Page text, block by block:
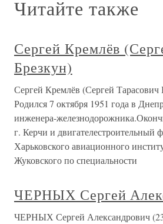
Читайте также
Сергей Кремлёв
Брезкун)
Сергей Кремлёв (Сергей Тарасович
Родился 7 октября 1951 года в
инженера-
г. Керчи и двигателестроительный
Харьковского авиационного
Жуковского по специальности
ЧЕРНЫХ Сергей
ЧЕРНЫХ Сергей Александрович